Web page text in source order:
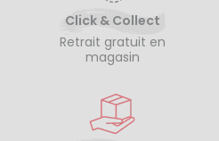
Click & Collect
Retrait gratuit en
magasin